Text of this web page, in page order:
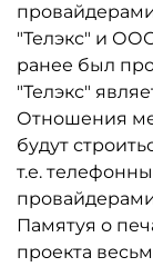
"Телэкс" и
ранее был
"Телэкс"
Отношения
будут
т.е.
Памятуя о
проекта